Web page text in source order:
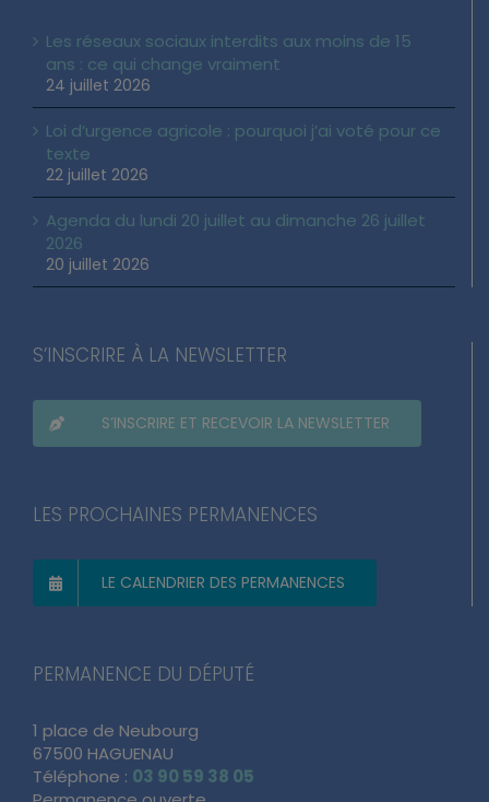
Les réseaux sociaux interdits aux moins de 15
ans : ce qui change vraiment
24 juillet 2026
Loi d’urgence agricole : pourquoi j’ai voté pour ce
texte
22 juillet 2026
Agenda du lundi 20 juillet au dimanche 26 juillet
2026
20 juillet 2026
S’INSCRIRE À LA NEWSLETTER
S’INSCRIRE ET RECEVOIR LA NEWSLETTER
LES PROCHAINES PERMANENCES
LE CALENDRIER DES PERMANENCES
PERMANENCE DU DÉPUTÉ
1 place de Neubourg
67500 HAGUENAU
Téléphone : 03 90 59 38 05